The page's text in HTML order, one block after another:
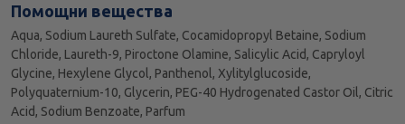
Помощни вещества
Aqua, Sodium Laureth Sulfate, Cocamidopropyl Betaine, Sodium
Chloride, Laureth-9, Piroctone Olamine, Salicylic Acid, Capryloyl
Glycine, Hexylene Glycol, Panthenol, Xylitylglucoside,
Polyquaternium-10, Glycerin, PEG-40 Hydrogenated Castor Oil, Citric
Acid, Sodium Benzoate, Parfum